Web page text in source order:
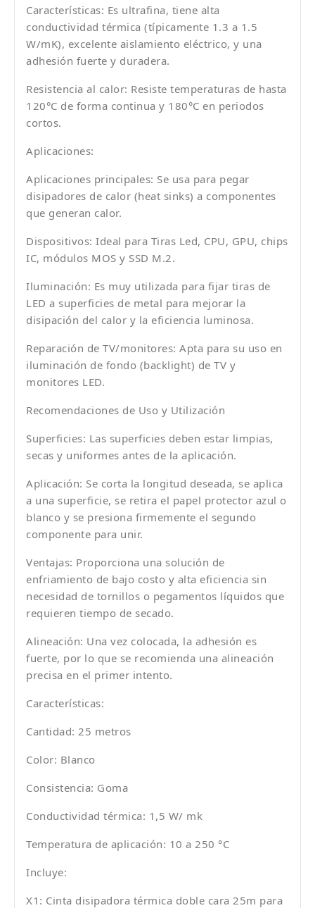
Características: Es ultrafina, tiene alta
conductividad térmica (típicamente 1.3 a 1.5
W/mK), excelente aislamiento eléctrico, y una
adhesión fuerte y duradera.
Resistencia al calor: Resiste temperaturas de hasta
120°C de forma continua y 180°C en periodos
cortos.
Aplicaciones:
Aplicaciones principales: Se usa para pegar
disipadores de calor (heat sinks) a componentes
que generan calor.
Dispositivos: Ideal para Tiras Led, CPU, GPU, chips
IC, módulos MOS y SSD M.2.
Iluminación: Es muy utilizada para fijar tiras de
LED a superficies de metal para mejorar la
disipación del calor y la eficiencia luminosa.
Reparación de TV/monitores: Apta para su uso en
iluminación de fondo (backlight) de TV y
monitores LED.
Recomendaciones de Uso y Utilización
Superficies: Las superficies deben estar limpias,
secas y uniformes antes de la aplicación.
Aplicación: Se corta la longitud deseada, se aplica
a una superficie, se retira el papel protector azul o
blanco y se presiona firmemente el segundo
componente para unir.
Ventajas: Proporciona una solución de
enfriamiento de bajo costo y alta eficiencia sin
necesidad de tornillos o pegamentos líquidos que
requieren tiempo de secado.
Alineación: Una vez colocada, la adhesión es
fuerte, por lo que se recomienda una alineación
precisa en el primer intento.
Características:
Cantidad: 25 metros
Color: Blanco
Consistencia: Goma
Conductividad térmica: 1,5 W/ mk
Temperatura de aplicación: 10 a 250 °C
Incluye:
X1: Cinta disipadora térmica doble cara 25m para